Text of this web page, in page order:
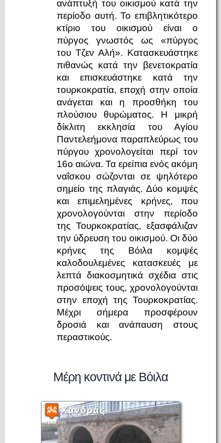
ανάπτυξή του οικισμού κατά την
περίοδο αυτή. Το επιβλητικότερο
κτίριο του οικισμού είναι ο
πύργος γνωστός ως «πύργος
του Τζεν Αλή». Κατασκευάστηκε
πιθανώς κατά την βενετοκρατία
και επισκευάστηκε κατά την
τουρκοκρατία, εποχή στην οποία
ανάγεται και η προσθήκη του
πλούσιου θυρώματος. Η μικρή
δίκλιτη εκκλησία του Αγίου
Παντελεήμονα παραπλεύρως του
πύργου χρονολογείται περί τον
16ο αιώνα. Τα ερείπια ενός ακόμη
ναΐσκου σώζονται σε ψηλότερο
σημείο της πλαγιάς. Δύο κομψές
και επιμελημένες κρήνες, που
χρονολογούνται στην περίοδο
της Τουρκοκρατίας, εξασφάλιζαν
την ύδρευση του οικισμού. Οι δύο
κρήνες της Βόιλα κομψές
καλοδουλεμένες κατασκευές με
λεπτά διακοσμητικά σχέδια στις
προσόψεις τους, χρονολογούνται
στην εποχή της Τουρκοκρατίας.
Μέχρι σήμερα προσφέρουν
δροσιά και ανάπαυση στους
περαστικούς.
Μέρη κοντινά με Βόιλα
Χανδράς
4144 hits